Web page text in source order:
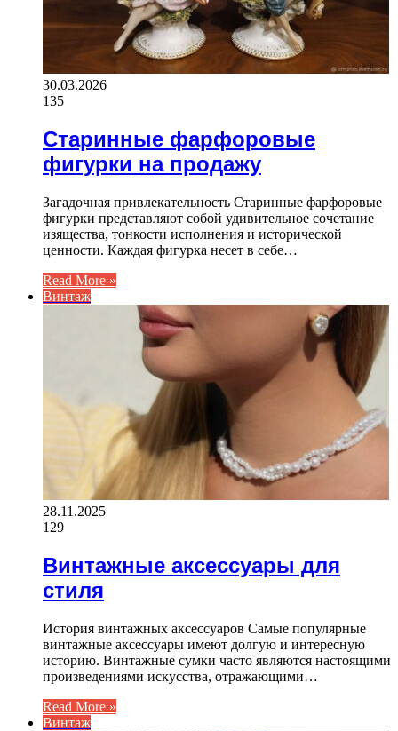
30.03.2026
135
Старинные фарфоровые
фигурки на продажу
Загадочная привлекательность Старинные фарфоровые
фигурки представляют собой удивительное сочетание
изящества, тонкости исполнения и исторической
ценности. Каждая фигурка несет в себе…
Read More »
Винтаж
28.11.2025
129
Винтажные аксессуары для
стиля
История винтажных аксессуаров Самые популярные
винтажные аксессуары имеют долгую и интересную
историю. Винтажные сумки часто являются настоящими
произведениями искусства, отражающими…
Read More »
Винтаж